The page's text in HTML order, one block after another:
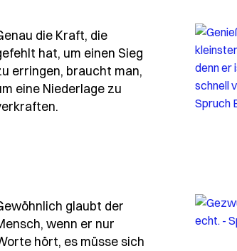
die Kraft, die
hat, um einen Sieg
erringen, braucht man,
eine Niederlage zu
- Spruch genau-die-kraft-die-
glaubt der
wenn er nur
hört, es müsse sich